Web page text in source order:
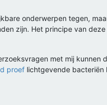
onderwerpen tegen,
zijn. Het principe van
met mij kunnen
proef lichtgevende bacteriën